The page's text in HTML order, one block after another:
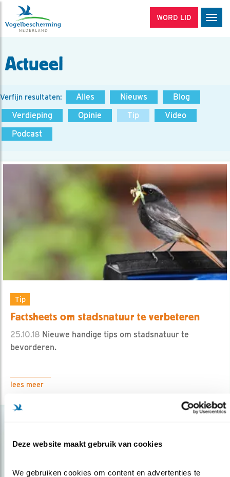
Deze website maakt gebruik van cookies
We gebruiken cookies om content en advertenties te
WORD LID
Actueel
Verfijn resultaten: Alles Nieuws
Blog
Verdieping
Opinie Tip
Video
Podcast
Tip
Factsheets om stadsnatuur te verbeteren
25.10.18 Nieuwe handige tips om stadsnatuur te
bevorderen.
lees meer